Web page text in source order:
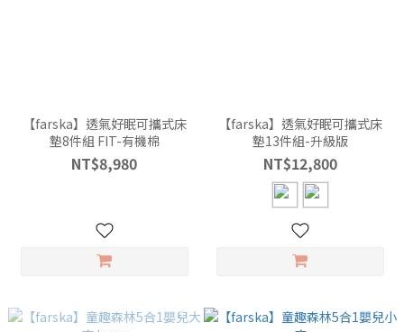
【farska】透氣好眠可攜式床
墊8件組 FIT-有機棉
NT$8,980
【farska】透氣好眠可攜式床
墊13件組-升級版
NT$12,800